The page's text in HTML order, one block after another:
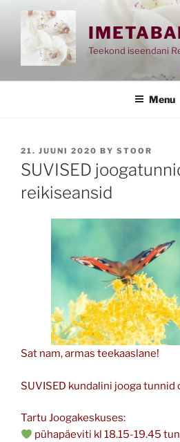
Teekond iseendani
Menu
POSTED
ON
21. JUUNI 2020 BY STOOR
SUVISED
reikiseansid
Sat nam, armas teekaaslane!
SUVISED kundalini jooga tunnid
Tartu Joogakeskuses:
pühapäeviti kl 18.15-19.45